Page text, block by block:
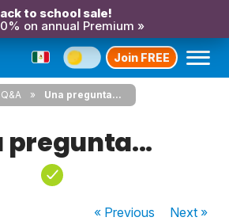
to school sale!
on annual Premium »
Join FREE
Una pregunta...
pregunta...
« Previous Next»